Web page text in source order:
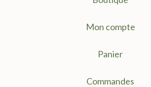
Mon compte
Panier
Commandes